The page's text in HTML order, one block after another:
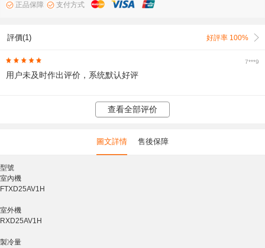
正品保障 支付方式
評價(1) 好評率 100%
7***9
用户未及时作出评价，系统默认好评
查看全部评价
圖文詳情 售後保障
型號
室內機
FTXD25AV1H
室外機
RXD25AV1H
製冷量